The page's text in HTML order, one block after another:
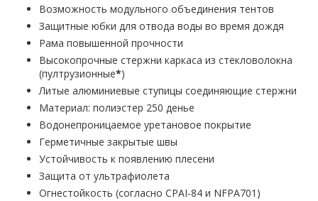
Возможность модульного объединения тентов
Защитные юбки для отвода воды во время дождя
Рама повышенной прочности
Высокопрочные стержни каркаса из стекловолокна
(пултрузионные*)
Литые алюминиевые ступицы соединяющие стержни
Материал: полиэстер 250 денье
Водонепроницаемое уретановое покрытие
Герметичные закрытые швы
Устойчивость к появлению плесени
Защита от ультрафиолета
Огнестойкость (согласно CPAI-84 и NFPA701)